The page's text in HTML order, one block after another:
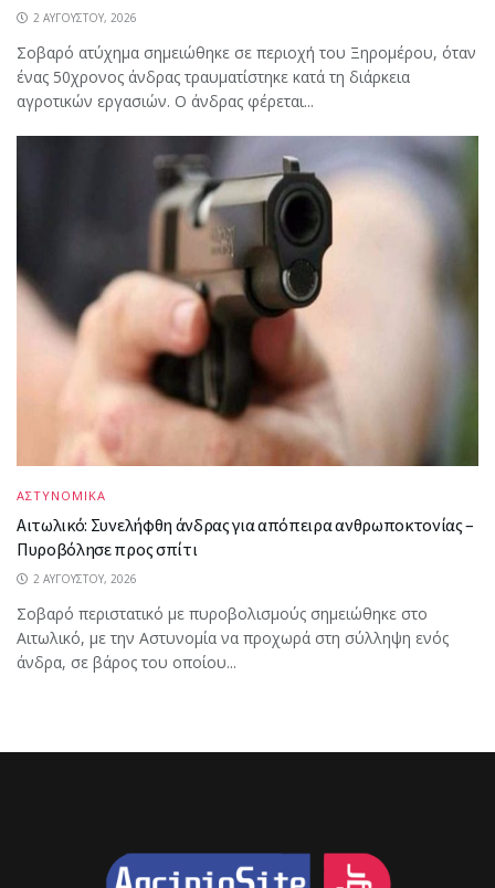
2 ΑΥΓΟΎΣΤΟΥ, 2026
Σοβαρό ατύχημα σημειώθηκε σε περιοχή του Ξηρομέρου, όταν
ένας 50χρονος άνδρας τραυματίστηκε κατά τη διάρκεια
αγροτικών εργασιών. Ο άνδρας φέρεται...
ΑΣΤΥΝΟΜΙΚΑ
Αιτωλικό: Συνελήφθη άνδρας για απόπειρα ανθρωποκτονίας –
Πυροβόλησε προς σπίτι
2 ΑΥΓΟΎΣΤΟΥ, 2026
Σοβαρό περιστατικό με πυροβολισμούς σημειώθηκε στο
Αιτωλικό, με την Αστυνομία να προχωρά στη σύλληψη ενός
άνδρα, σε βάρος του οποίου...